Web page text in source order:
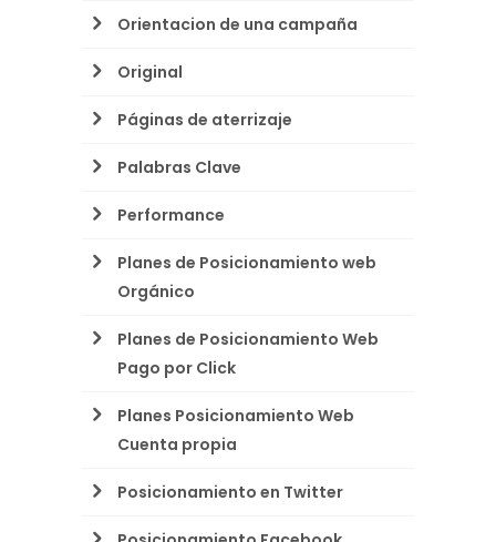
Orientacion de una campaña
Original
Páginas de aterrizaje
Palabras Clave
Performance
Planes de Posicionamiento web
Orgánico
Planes de Posicionamiento Web
Pago por Click
Planes Posicionamiento Web
Cuenta propia
Posicionamiento en Twitter